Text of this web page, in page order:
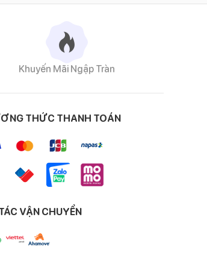
Khuyến Mãi Ngập Tràn
THỨC THANH TOÁN
VẬN CHUYỂN